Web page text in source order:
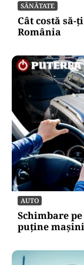
SĂNĂTATE
Cât costă să-
România
AUTO
Schimbare
puține